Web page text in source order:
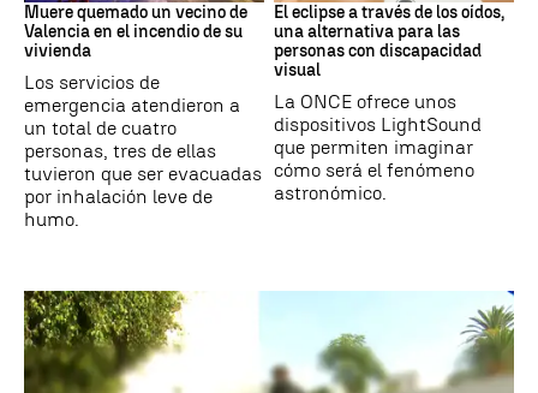
Muere quemado un vecino de
Valencia en el incendio de su
vivienda
Los servicios de
emergencia atendieron a
un total de cuatro
personas, tres de ellas
tuvieron que ser evacuadas
por inhalación leve de
humo.
El eclipse a través de los oídos,
una alternativa para las
personas con discapacidad
visual
La ONCE ofrece unos
dispositivos LightSound
que permiten imaginar
cómo será el fenómeno
astronómico.